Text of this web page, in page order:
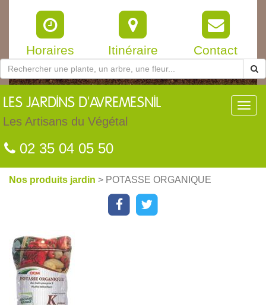
Horaires Itinéraire Contact
LES JARDINS D'AVREMESNIL
Les Artisans du Végétal
02 35 04 05 50
Nos produits jardin > POTASSE ORGANIQUE